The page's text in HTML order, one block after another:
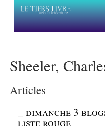
Sheeler,
Articles
_dimanche 3
liste rouge